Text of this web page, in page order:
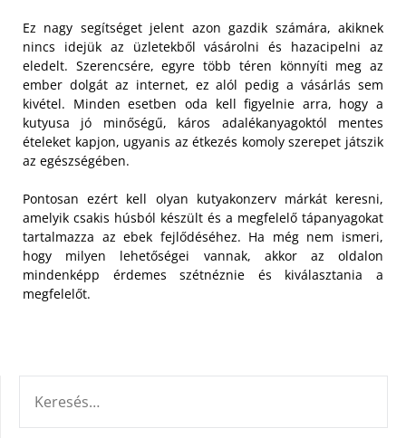
Ez nagy segítséget jelent azon gazdik számára, akiknek
nincs idejük az üzletekből vásárolni és hazacipelni az
eledelt. Szerencsére, egyre több téren könnyíti meg az
ember dolgát az internet, ez alól pedig a vásárlás sem
kivétel. Minden esetben oda kell figyelnie arra, hogy a
kutyusa jó minőségű, káros adalékanyagoktól mentes
ételeket kapjon, ugyanis az étkezés komoly szerepet játszik
az egészségében.
Pontosan ezért kell olyan kutyakonzerv márkát keresni,
amelyik csakis húsból készült és a megfelelő tápanyagokat
tartalmazza az ebek fejlődéséhez. Ha még nem ismeri,
hogy milyen lehetőségei vannak, akkor az oldalon
mindenképp érdemes szétnéznie és kiválasztania a
megfelelőt.